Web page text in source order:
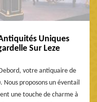
Uniques
Sur Leze
votre antiquaire de
Nous proposons un éventail
une touche de charme à